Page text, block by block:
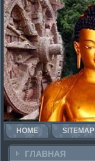
HOME SITEMAP
ГЛАВНАЯ